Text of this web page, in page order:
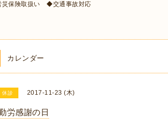
保険取扱い ◆交通事故対応
カレンダー
休診 2017-11-23 (木)
労感謝の日